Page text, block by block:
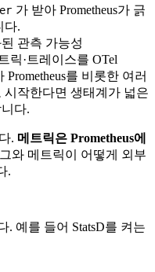
가 받아 Prometheus가 긁
다.
관측 가능성
릭·트레이스를 OTel
를 비롯한 여러
작한다면 생태계가 넓은
다.
. 메트릭은 Prometheus에
와 메트릭이 어떻게 외부
.
. 예를 들어 StatsD를 켜는